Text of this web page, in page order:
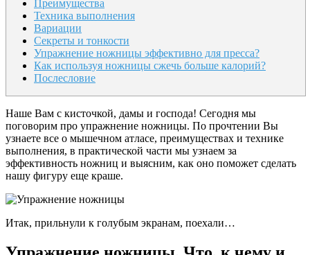
Преимущества
Техника выполнения
Вариации
Секреты и тонкости
Упражнение ножницы эффективно для пресса?
Как используя ножницы сжечь больше калорий?
Послесловие
Наше Вам с кисточкой, дамы и господа! Сегодня мы
поговорим про упражнение ножницы. По прочтении Вы
узнаете все о мышечном атласе, преимуществах и технике
выполнения, в практической части мы узнаем за
эффективность ножниц и выясним, как оно поможет сделать
нашу фигуру еще краше.
Итак, прильнули к голубым экранам, поехали…